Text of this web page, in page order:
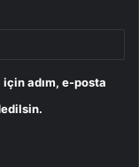
için adım, e-posta